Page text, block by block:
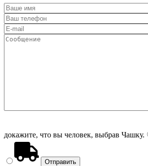
докажите, что вы человек, выбрав Чашку.